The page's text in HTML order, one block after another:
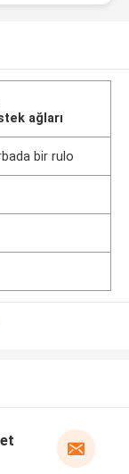
ağları
bir rulo